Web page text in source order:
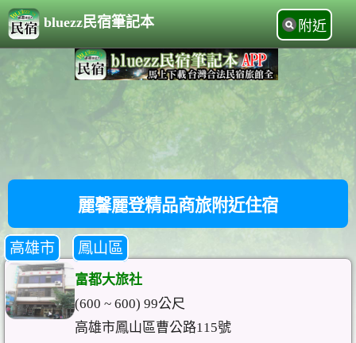
bluezz民宿筆記本 附近
麗馨麗登精品商旅附近住宿
高雄市 鳳山區
富都大旅社
(600 ~ 600) 99公尺
高雄市鳳山區曹公路115號